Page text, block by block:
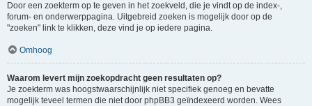
Door een zoekterm op te geven in het zoekveld, die je vindt op de index-,
forum- en onderwerppagina. Uitgebreid zoeken is mogelijk door op de
"zoeken" link te klikken, deze vind je op iedere pagina.
Omhoog
Waarom levert mijn zoekopdracht geen resultaten op?
Je zoekterm was hoogstwaarschijnlijk niet specifiek genoeg en bevatte
mogelijk teveel termen die niet door phpBB3 geïndexeerd worden. Wees